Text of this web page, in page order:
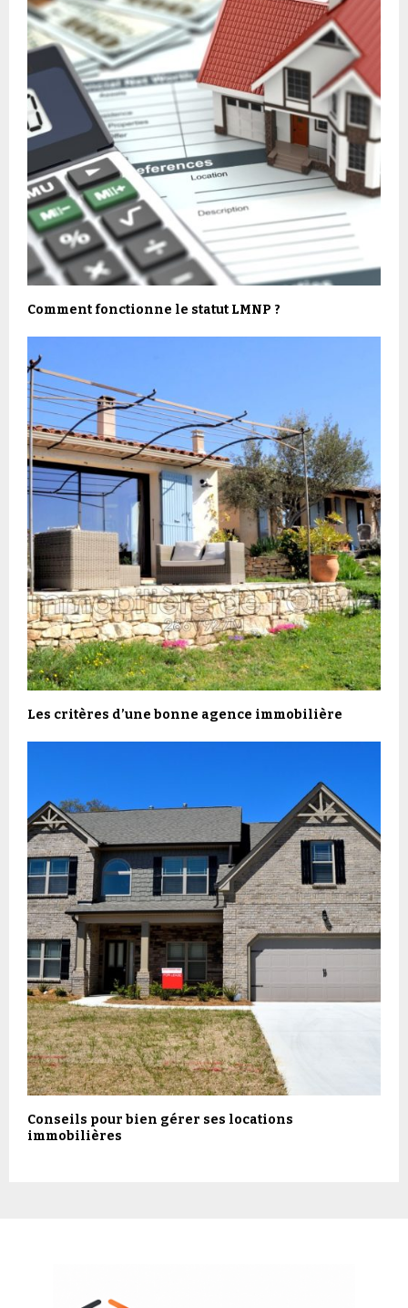
Comment fonctionne le statut LMNP ?
Les critères d’une bonne agence immobilière
Conseils pour bien gérer ses locations
immobilières